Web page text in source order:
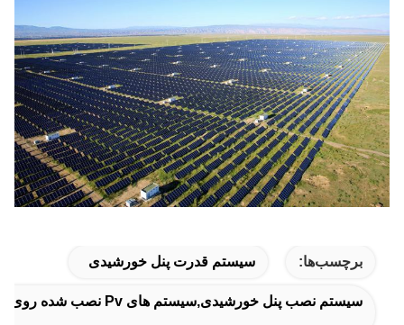
برچسب‌ها: سیستم قدرت پنل خورشیدی
سیستم نصب پنل خورشیدی,سیستم های Pv نصب شده روی زمین